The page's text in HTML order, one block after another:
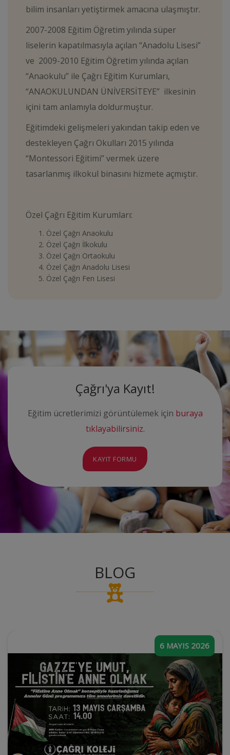
bilim insanları yetiştirmek amacına ulaşmıştır.
2007-2008 Eğitim Öğretim yılında süper
liselerin kapatılmasıyla açılan “Anadolu Lisesi”
ve 2009-2010 Eğitim Öğretim yılında açılan
“Anaokulu” ile Çağrı Eğitim Kurumları,
“ANAOKULUNDAN ÜNİVERSİTEYE” ilkesinin
içini tam anlamıyla doldurmuştur.
Eğitimdeki gelişmeleri yakından takip eden ve
destekleyen Çağrı Okulları 2015 yılında
“Montessori Eğitimi” vermek üzere
tasarlanmış ilkokul binasını hizmete açmıştır.
Özel Çağrı Eğitim Kurumları:
Özel Çağrı Anaokulu
Özel Çağrı İlkokulu
Özel Çağrı Ortaokulu
Özel Çağrı Anadolu Lisesi
Özel Çağrı Fen Lisesi
Çağrı'ya Kayıt!
Eğitim ücretlerimizi görüntülemek için buraya
tıklayabilirsiniz.
KAYIT FORMU
BLOG
6 MAYIS 2026